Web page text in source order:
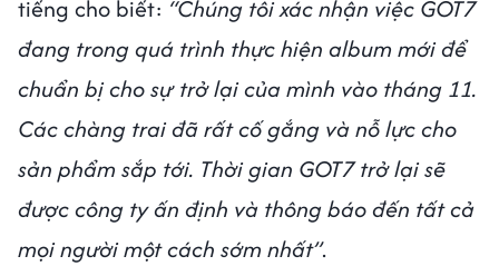
tiếng cho biết: “Chúng tôi xác nhận việc GOT7
đang trong quá trình thực hiện album mới để
chuẩn bị cho sự trở lại của mình vào tháng 11.
Các chàng trai đã rất cố gắng và nỗ lực cho
sản phẩm sắp tới. Thời gian GOT7 trở lại sẽ
được công ty ấn định và thông báo đến tất cả
mọi người một cách sớm nhất”.